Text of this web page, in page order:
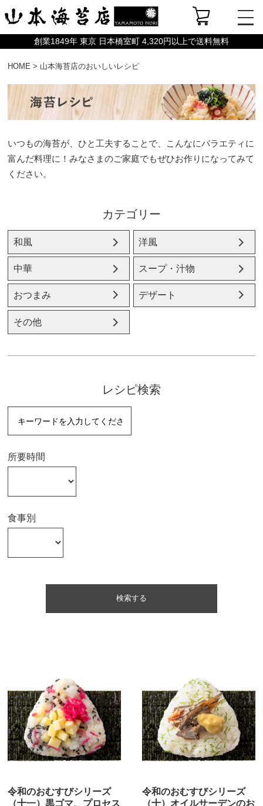
創業1849年 東京 日本橋室町 4,320円以上で送料無料
HOME > 山本海苔店のおいしいレシピ
いつもの海苔が、ひと工夫することで、こんなにバラエティに
富んだ料理に！みなさまのご家庭でもぜひお作りになってみて
ください。
カテゴリー
和風 洋風
中華 スープ・汁物
おつまみ デザート
その他
レシピ検索
所要時間
食事別
令和のおむすびシリーズ
（十一）黒ゴマ、プロセス
令和のおむすびシリーズ
（十）オイルサーデンのお